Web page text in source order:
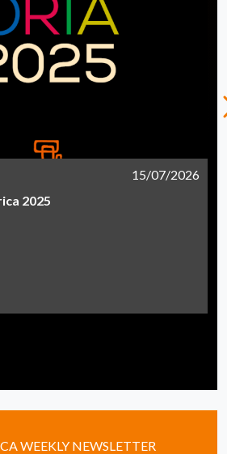
15/07/2026
2025
WEEKLY NEWSLETTER